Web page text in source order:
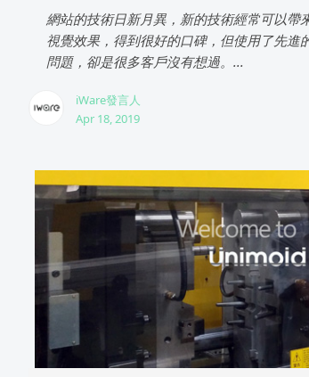
網站的技術日新月異，新的技術經常可以帶
視覺效果，得到很好的口碑，但使用了先進
問題，卻是很多客戶沒有想過。...
iWare發言人
Apr 18, 2019